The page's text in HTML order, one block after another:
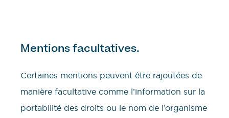
Mentions facultatives.
Certaines mentions peuvent être rajoutées de
manière facultative comme l’information sur la
portabilité des droits ou le nom de l’organisme